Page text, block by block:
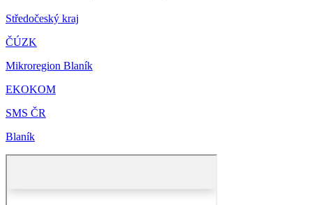
Středočeský kraj
ČÚZK
Mikroregion Blaník
EKOKOM
SMS ČR
Blaník